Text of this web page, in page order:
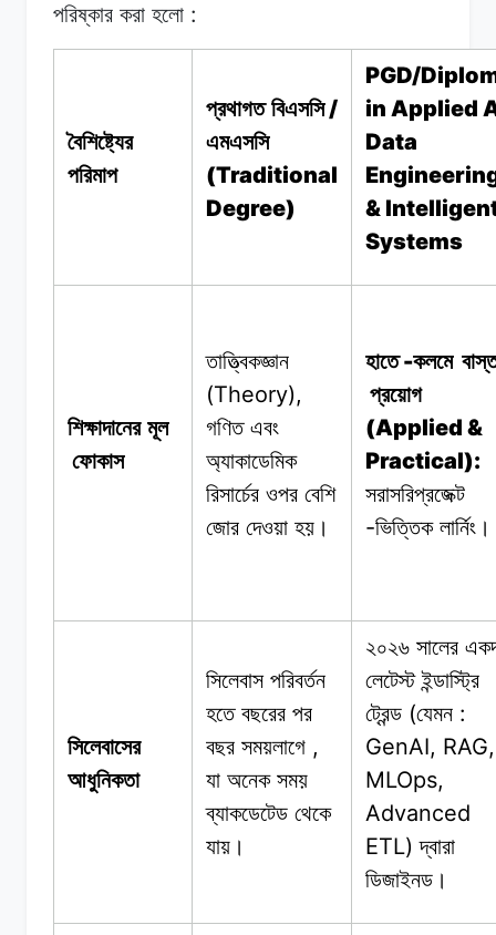
পরিষ্কার করা হলো :
বৈশিষ্ট্যের
পরিমাপ
প্রথাগত বিএসসি/
এমএসসি
(Traditional
Degree)
PGD/
in Applied
Data
&
Systems
শিক্ষাদানের মূল
ফোকাস
তাত্ত্বিকজ্ঞান
(Theory),
গণিত এবং
অ্যাকাডেমিক
রিসার্চের ওপর বেশি
জোর দেওয়া হয়।
হাতে-কলমে
প্রয়োগ
(Applied &
Practical):
সরাসরিপ্রজেক্ট
-ভিত্তিক লার্নিং।
সিলেবাসের
আধুনিকতা
সিলেবাস পরিবর্তন
হতে বছরের পর
বছর সময়লাগে ,
যা অনেক সময়
ব্যাকডেটেড থেকে
যায়।
২০২৬ সালের
লেটেস্ট ইন্ডাস্ট্রি
ট্রেন্ড (যেমন :
GenAI, RAG,
MLOps,
Advanced
ETL)দ্বারা
ডিজাইনড।